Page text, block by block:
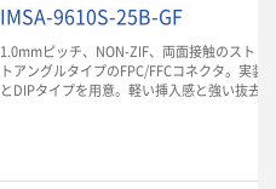
IMSA-9610S-25B-GF
1.0mmピッチ、NON-ZIF、両面接触のストレ
トアングルタイプのFPC/FFCコネクタ。実装
とDIPタイプを用意。軽い挿入感と強い抜去